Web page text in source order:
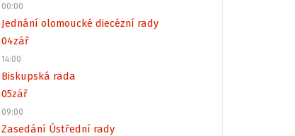
00:00
Jednání olomoucké diecézní rady
04zář
14:00
Biskupská rada
05zář
09:00
Zasedání Ústřední rady